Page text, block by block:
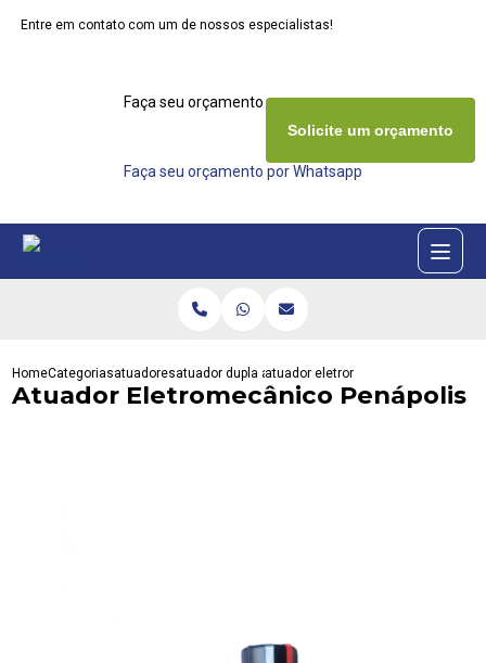
Entre em contato com um de nossos especialistas!
Faça seu orçamento agora mesmo
Faça seu orçamento por Whatsapp
Solicite um orçamento
HomeCategoriasatuadoresatuador dupla acaoatuador eletromecanico penapolis
Atuador Eletromecânico Penápolis